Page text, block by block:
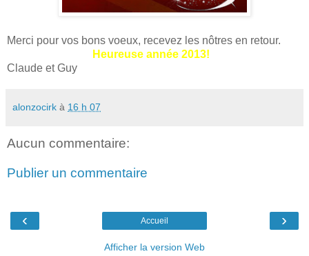
Merci pour vos bons voeux, recevez les nôtres en retour.
Heureuse année 2013!
Claude et Guy
alonzocirk à 16 h 07
Aucun commentaire:
Publier un commentaire
‹ ›
Accueil
Afficher la version Web